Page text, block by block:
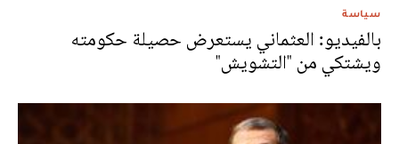
سياسة
بالفيديو: العثماني يستعرض حصيلة حكومته
ويشتكي من "التشويش"